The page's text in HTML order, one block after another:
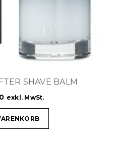
SHAVE BALM
exkl. MwSt.